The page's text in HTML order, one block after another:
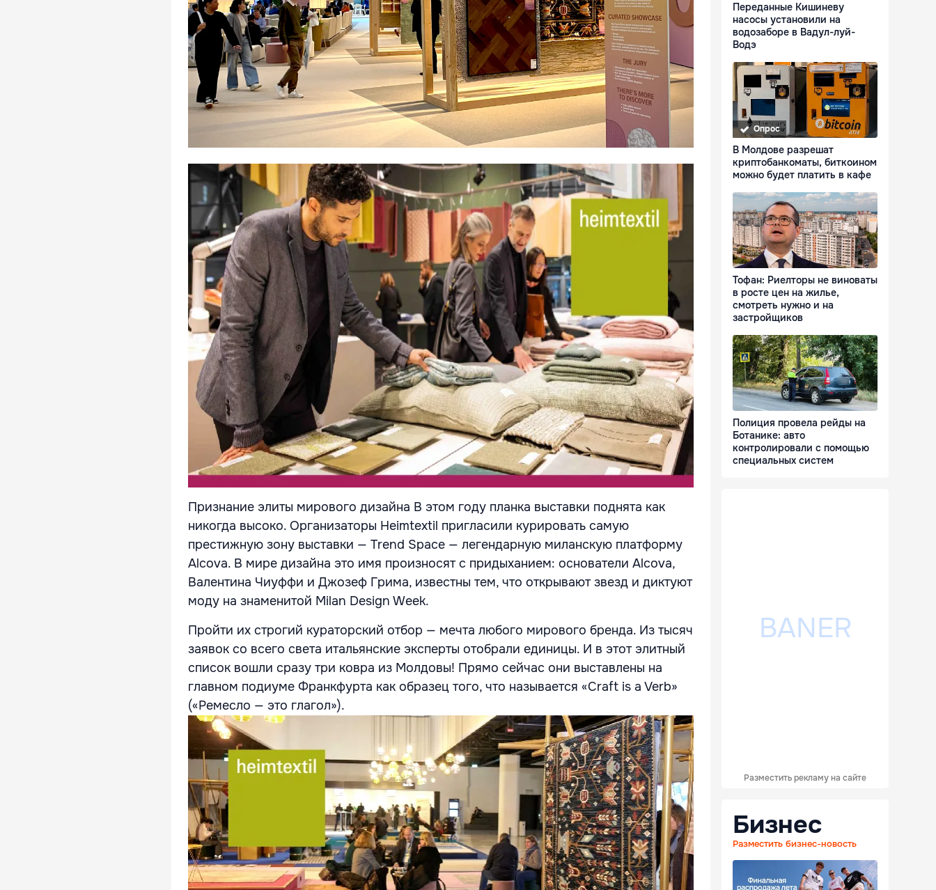
Признание элиты мирового дизайна В этом году планка выставки поднята как
никогда высоко. Организаторы Heimtextil пригласили курировать самую
престижную зону выставки — Trend Space — легендарную миланскую платформу
Alcova. В мире дизайна это имя произносят с придыханием: основатели Alcova,
Валентина Чиуффи и Джозеф Грима, известны тем, что открывают звезд и диктуют
моду на знаменитой Milan Design Week.
Пройти их строгий кураторский отбор — мечта любого мирового бренда. Из тысяч
заявок со всего света итальянские эксперты отобрали единицы. И в этот элитный
список вошли сразу три ковра из Молдовы! Прямо сейчас они выставлены на
главном подиуме Франкфурта как образец того, что называется «Craft is a Verb»
(«Ремесло — это глагол»).
Переданные Кишиневу
насосы установили на
водозаборе в Вадул-луй-
Водэ
Опрос
В Молдове разрешат
криптобанкоматы, биткоином
можно будет платить в кафе
Тофан: Риелторы не виноваты
в росте цен на жилье,
смотреть нужно и на
застройщиков
Полиция провела рейды на
Ботанике: авто
контролировали с помощью
специальных систем
Разместить рекламу на сайте
Бизнес
Разместить бизнес-новость